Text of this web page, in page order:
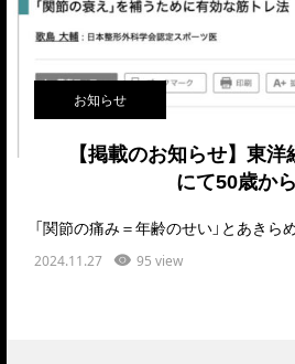
お知らせ
【掲載のお知らせ】東
にて50歳か
2024.11.27 95 view